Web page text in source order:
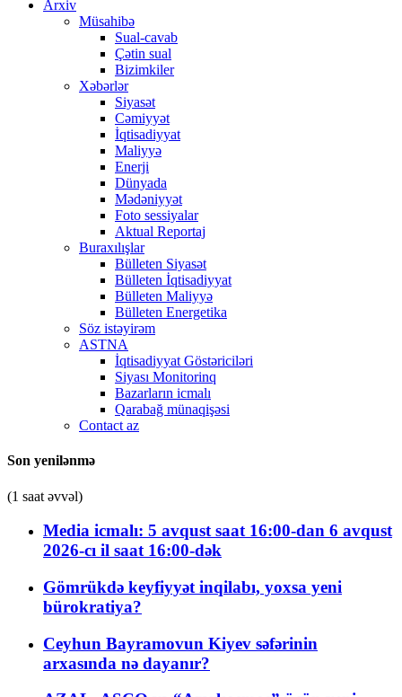
Arxiv
Müsahibə
Sual-cavab
Çətin sual
Bizimkiler
Xəbərlər
Siyasət
Cəmiyyət
İqtisadiyyat
Maliyyə
Enerji
Dünyada
Mədəniyyət
Foto sessiyalar
Aktual Reportaj
Buraxılışlar
Bülleten Siyasət
Bülleten İqtisadiyyat
Bülleten Maliyyə
Bülleten Energetika
Söz istəyirəm
ASTNA
İqtisadiyyat Göstəriciləri
Siyası Monitorinq
Bazarların icmalı
Qarabağ münaqişəsi
Contact az
Son yenilənmə
(1 saat əvvəl)
Media icmalı: 5 avqust saat 16:00-dan 6 avqust
2026-cı il saat 16:00-dək
Gömrükdə keyfiyyət inqilabı, yoxsa yeni
bürokratiya?
Ceyhun Bayramovun Kiyev səfərinin
arxasında nə dayanır?